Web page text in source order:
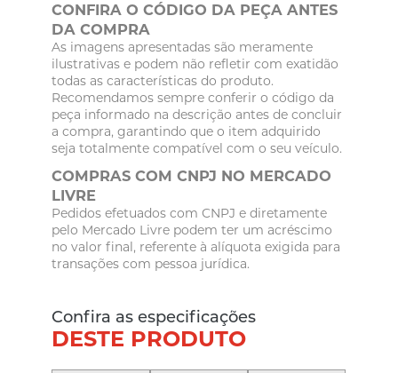
CONFIRA O CÓDIGO DA PEÇA ANTES
DA COMPRA
As imagens apresentadas são meramente
ilustrativas e podem não refletir com exatidão
todas as características do produto.
Recomendamos sempre conferir o código da
peça informado na descrição antes de concluir
a compra, garantindo que o item adquirido
seja totalmente compatível com o seu veículo.
COMPRAS COM CNPJ NO MERCADO
LIVRE
Pedidos efetuados com CNPJ e diretamente
pelo Mercado Livre podem ter um acréscimo
no valor final, referente à alíquota exigida para
transações com pessoa jurídica.
Confira as especificações
DESTE PRODUTO